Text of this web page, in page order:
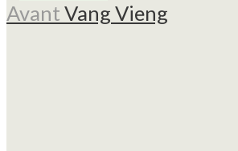
Avant Vang Vieng